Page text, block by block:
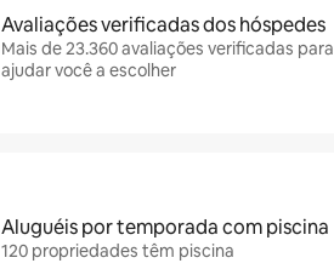
Avaliações verificadas dos hóspedes
Mais de 23.360 avaliações verificadas para
ajudar você a escolher
Aluguéis por temporada com piscina
120 propriedades têm piscina